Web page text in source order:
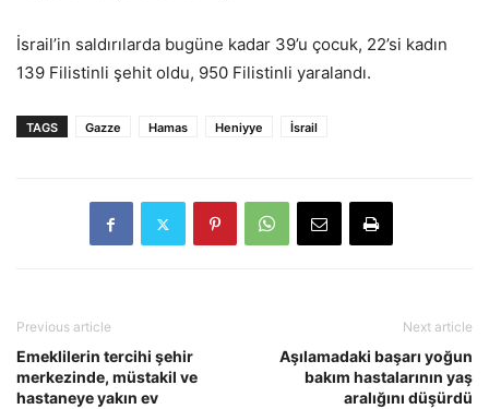
İsrail’in saldırılarda bugüne kadar 39’u çocuk, 22’si kadın
139 Filistinli şehit oldu, 950 Filistinli yaralandı.
TAGS Gazze Hamas Heniyye İsrail
Previous article
Emeklilerin tercihi şehir
merkezinde, müstakil ve
hastaneye yakın ev
Next article
Aşılamadaki başarı yoğun
bakım hastalarının yaş
aralığını düşürdü